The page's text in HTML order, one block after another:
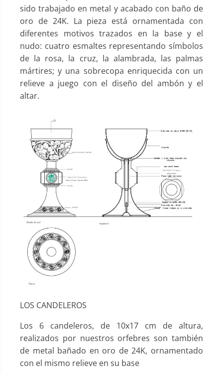
sido trabajado en metal y acabado con baño de
oro de 24K. La pieza está ornamentada con
diferentes motivos trazados en la base y el
nudo: cuatro esmaltes representando símbolos
de la rosa, la cruz, la alambrada, las palmas
mártires; y una sobrecopa enriquecida con un
relieve a juego con el diseño del ambón y el
altar.
LOS CANDELEROS
Los 6 candeleros, de 10x17 cm de altura,
realizados por nuestros orfebres son también
de metal bañado en oro de 24K, ornamentado
con el mismo relieve en su base